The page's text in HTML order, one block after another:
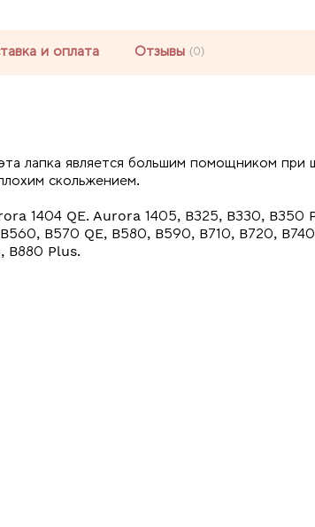
и оплата Отзывы (0)
лапка является большим помощником при
скольжением.
1404 QE. Aurora 1405, B325, B330, B350
B570 QE, B580, B590, B710, B720,
B880 Plus.